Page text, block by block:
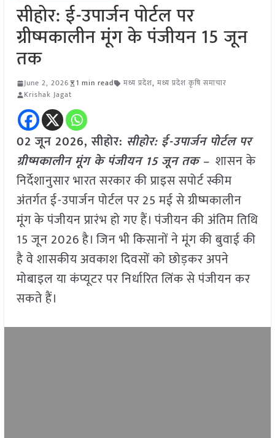
सीहोर: ई-उपार्जन पोर्टल पर
ग्रीष्मकालीन मूंग के पंजीयन 15 जून
तक
June 2, 2026 1 min read मध्य प्रदेश, मध्य प्रदेश कृषि समाचार
Krishak Jagat
02 जून 2026, सीहोर: सीहोर: ई-उपार्जन पोर्टल पर
ग्रीष्मकालीन मूंग के पंजीयन 15 जून तक –शासन के
निर्देशानुसार भारत सरकार की प्राइस सपोर्ट स्कीम
अंतर्गत ई-उपार्जन पोर्टल पर 25 मई से ग्रीष्मकालीन
मूंग के पंजीयन प्रारंभ हो गए हैं। पंजीयन की अंतिम तिथि
15 जून 2026 है। जिन भी किसानों ने मूंग की बुवाई की
है वे शासकीय अवकाश दिवसों को छोड़कर अपने
मोबाइल या कंप्यूटर पर निर्धारित लिंक से पंजीयन कर
सकते हैं।